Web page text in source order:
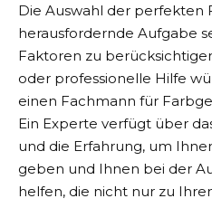
Die Auswahl der perfekten
herausfordernde Aufgabe
Faktoren zu
oder professionelle Hilfe
einen Fachmann für
Ein Experte verfügt über
und die Erfahrung, um
geben und Ihnen bei der
helfen, die nicht nur zu